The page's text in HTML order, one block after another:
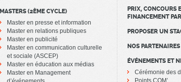
MASTERS (2ÈME CYCLE)
Master en presse et information
Master en relations publiques
Master en publicité
Master en communication culturelle
et sociale (ASCEP)
Master en éducation aux médias
Master en Management
PRIX, CONCOURS
FINANCEMENT
PROPOSER UN
NOS PARTENAIRES
ÉVÉNEMENTS ET
Cérémonie des
Points COM’